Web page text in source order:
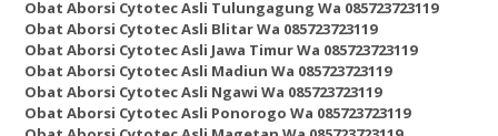
Obat Aborsi Cytotec Asli Tulungagung Wa 085723723119
Obat Aborsi Cytotec Asli Blitar Wa 085723723119
Obat Aborsi Cytotec Asli Jawa Timur Wa 085723723119
Obat Aborsi Cytotec Asli Madiun Wa 085723723119
Obat Aborsi Cytotec Asli Ngawi Wa 085723723119
Obat Aborsi Cytotec Asli Ponorogo Wa 085723723119